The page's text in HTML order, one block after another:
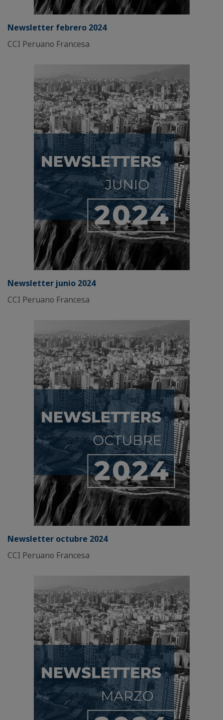
Newsletter febrero 2024
CCI Peruano Francesa
Newsletter junio 2024
CCI Peruano Francesa
Newsletter octubre 2024
CCI Peruano Francesa